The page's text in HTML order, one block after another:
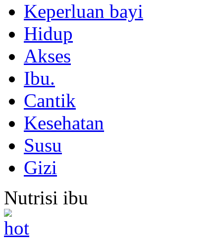
Keperluan bayi
Hidup
Akses
Ibu.
Cantik
Kesehatan
Susu
Gizi
Nutrisi ibu